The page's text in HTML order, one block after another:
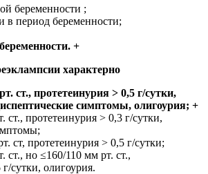
беременности ;
в период беременности;
+
характерно
ст., протетеинурия > 0,5 г/сутки,
симптомы, олигоурия; +
протетеинурия > 0,3 г/сутки,
ст, протетеинурия > 0,5 г/сутки;
но ≤160/110 мм рт. ст.,
сутки, олигоурия.